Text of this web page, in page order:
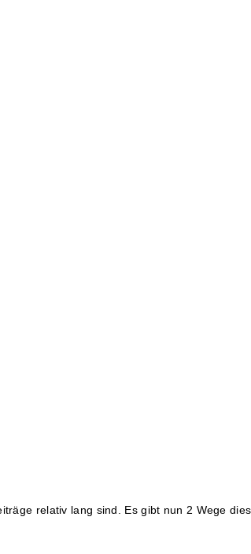
relativ lang sind. Es gibt nun 2 Wege